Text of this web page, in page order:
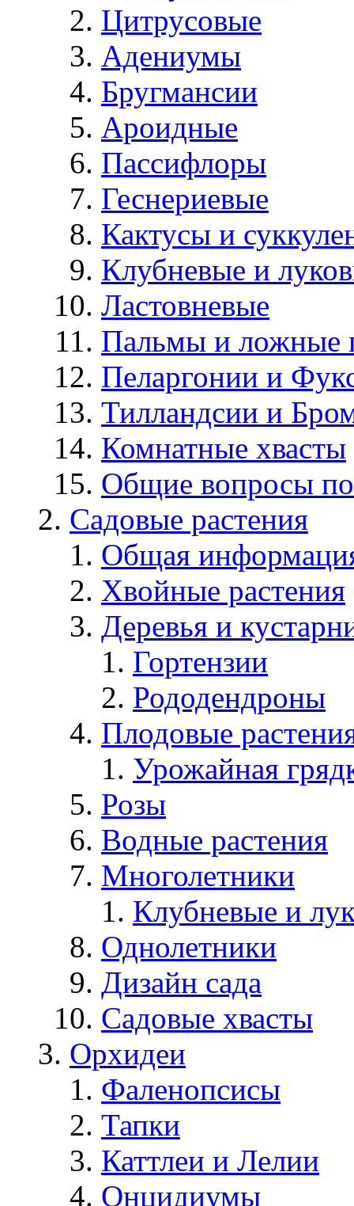
Цитрусовые
Адениумы
Бругмансии
Ароидные
Пассифлоры
Геснериевые
Кактусы и
Клубневые и
Ластовневые
Пальмы и ложные
Пеларгонии и
Тилландсии и
Комнатные хвасты
Общие вопросы
Садовые растения
Общая
Хвойные растения
Деревья и
Гортензии
Рододендроны
Плодовые
Урожайная
Розы
Водные растения
Многолетники
Клубневые и
Однолетники
Дизайн сада
Садовые хвасты
Орхидеи
Фаленопсисы
Тапки
Каттлеи и Лелии
Онцидиумы